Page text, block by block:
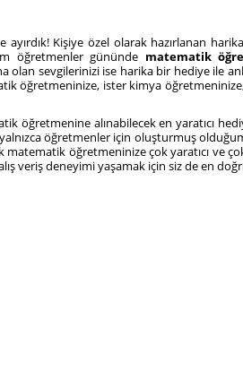
Kişiye özel olarak hazırlanan
öğretmenler gününde matematik
olan sevgilerinizi ise harika bir hediye ile
öğretmeninize, ister kimya
öğretmenine alınabilecek en yaratıcı
öğretmenler için oluşturmuş
öğretmeninize çok yaratıcı ve
veriş deneyimi yaşamak için siz de en